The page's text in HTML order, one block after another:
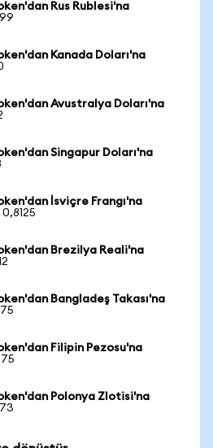
Rus Rublesi'na
Kanada Doları'na
Avustralya Doları'na
Singapur Doları'na
İsviçre Frangı'na
Brezilya Reali'na
Bangladeş Takası'na
Filipin Pezosu'na
Polonya Zlotisi'na